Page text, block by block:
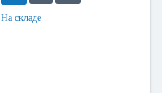
На складе